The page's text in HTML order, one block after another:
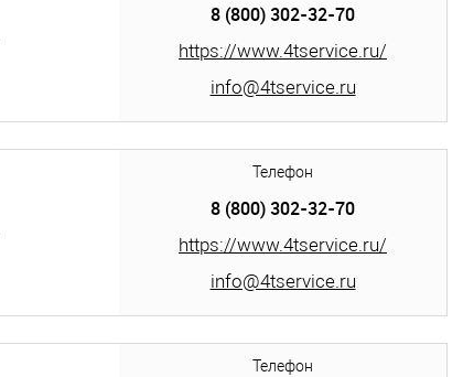
8 (800) 302-32-70
https://www.4tservice.ru/
info@4tservice.ru
Телефон
8 (800) 302-32-70
https://www.4tservice.ru/
info@4tservice.ru
Телефон